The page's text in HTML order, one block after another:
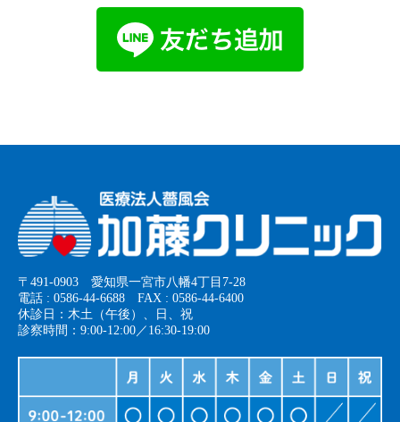
〒491-0903 愛知県一宮市八幡4丁目7-28
電話 : 0586-44-6688 FAX : 0586-44-6400
休診日：木土（午後）、日、祝
診察時間：9:00-12:00／16:30-19:00